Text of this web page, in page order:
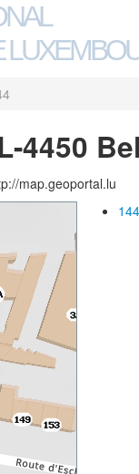
4450
map.geoportal.lu